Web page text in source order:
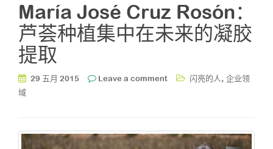
María José Cruz Rosón：
芦荟种植集中在未来的凝胶
提取
29 五月 2015 Leave a comment 闪亮的人, 企业领
域